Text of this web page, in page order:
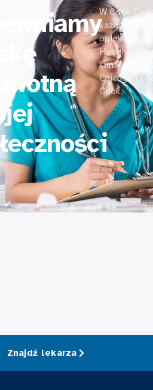
W Cook
każdy
opiekę
Health
klinik
Chicago i
Cook.
Znajdź lekarza